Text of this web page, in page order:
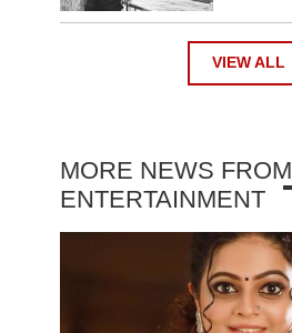
VIEW ALL
MORE NEWS FROM
ENTERTAINMENT